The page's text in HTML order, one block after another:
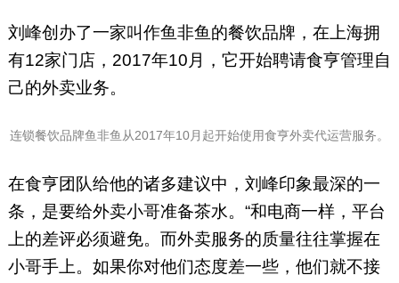
刘峰创办了一家叫作鱼非鱼的餐饮品牌，在上海拥
有12家门店，2017年10月，它开始聘请食亨管理自
己的外卖业务。
连锁餐饮品牌鱼非鱼从2017年10月起开始使用食亨外卖代运营服务。
在食亨团队给他的诸多建议中，刘峰印象最深的一
条，是要给外卖小哥准备茶水。“和电商一样，平台
上的差评必须避免。而外卖服务的质量往往掌握在
小哥手上。如果你对他们态度差一些，他们就不接